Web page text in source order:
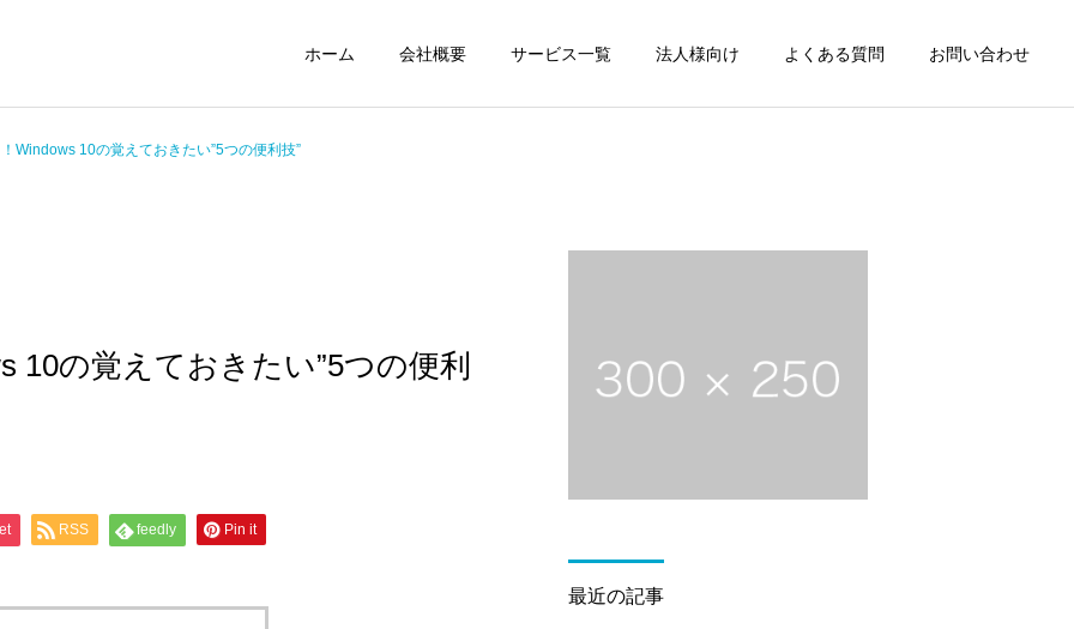
ホーム 会社概要 サービス一覧 法人様向け よくある質問 お問い合わせ
Windows 10の覚えておきたい”5つの便利技”
10の覚えておきたい”5つの便利
RSS feedly Pin it
最近の記事